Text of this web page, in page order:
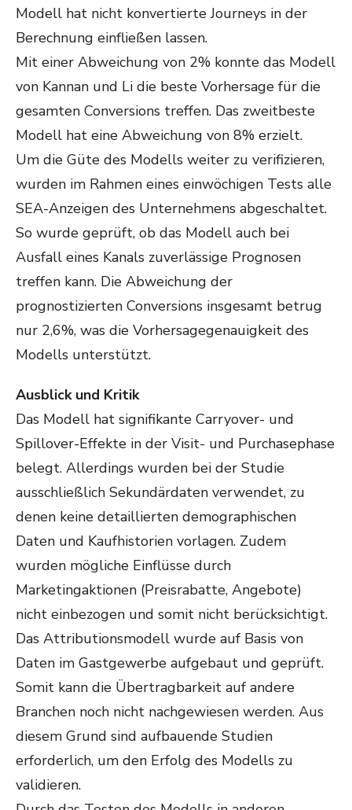
Modell hat nicht konvertierte Journeys in der
Berechnung einfließen lassen.
Mit einer Abweichung von 2% konnte das Modell
von Kannan und Li die beste Vorhersage für die
gesamten Conversions treffen. Das zweitbeste
Modell hat eine Abweichung von 8% erzielt.
Um die Güte des Modells weiter zu verifizieren,
wurden im Rahmen eines einwöchigen Tests alle
SEA-Anzeigen des Unternehmens abgeschaltet.
So wurde geprüft, ob das Modell auch bei
Ausfall eines Kanals zuverlässige Prognosen
treffen kann. Die Abweichung der
prognostizierten Conversions insgesamt betrug
nur 2,6%, was die Vorhersagegenauigkeit des
Modells unterstützt.
Ausblick und Kritik
Das Modell hat signifikante Carryover- und
Spillover-Effekte in der Visit- und Purchasephase
belegt. Allerdings wurden bei der Studie
ausschließlich Sekundärdaten verwendet, zu
denen keine detaillierten demographischen
Daten und Kaufhistorien vorlagen. Zudem
wurden mögliche Einflüsse durch
Marketingaktionen (Preisrabatte, Angebote)
nicht einbezogen und somit nicht berücksichtigt.
Das Attributionsmodell wurde auf Basis von
Daten im Gastgewerbe aufgebaut und geprüft.
Somit kann die Übertragbarkeit auf andere
Branchen noch nicht nachgewiesen werden. Aus
diesem Grund sind aufbauende Studien
erforderlich, um den Erfolg des Modells zu
validieren.